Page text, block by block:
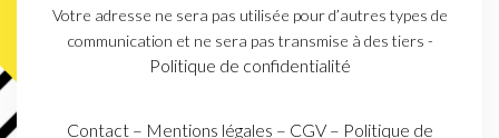
Votre adresse ne sera pas utilisée pour d’autres types de
communication et ne sera pas transmise à des tiers -
Politique de confidentialité
Contact– Mentions légales – CGV– Politique de